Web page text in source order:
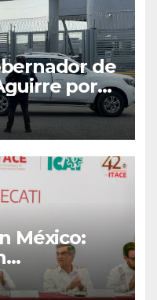
de
por
caso
México:
de que